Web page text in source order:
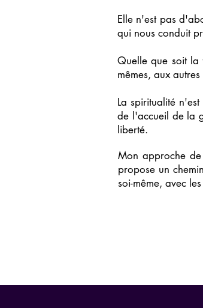
Elle n'est pas
qui nous conduit
Quelle que soit la
mêmes, aux
La spiritualité
de l'accueil de la
liberté.
Mon approche
propose un
soi-même, avec